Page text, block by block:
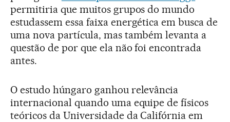
permitiria que muitos grupos do mundo
estudassem essa faixa energética em busca de
uma nova partícula, mas também levanta a
questão de por que ela não foi encontrada
antes.
O estudo húngaro ganhou relevância
internacional quando uma equipe de físicos
teóricos da Universidade da Califórnia em